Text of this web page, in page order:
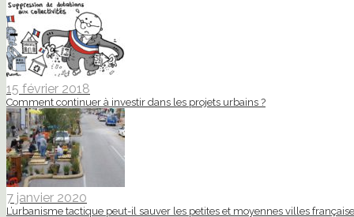
15 février 2018
Comment continuer à investir dans les projets urbains ?
7 janvier 2020
L’urbanisme tactique peut-il sauver les petites et moyennes villes